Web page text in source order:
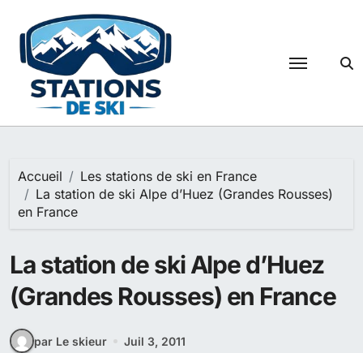
contenu
Accueil
Les stations de ski en France
La station de ski Alpe d’Huez (Grandes Rousses)
en France
La station de ski Alpe d’Huez
(Grandes Rousses) en France
par Le skieur
Juil 3, 2011